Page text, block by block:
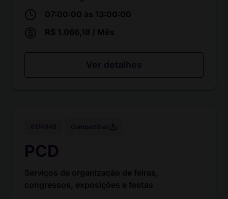
07:00:00 às 13:00:00
R$ 1.066,18 / Mês
Ver detalhes
PCD
Serviços de organização de feiras,
congressos, exposições e festas